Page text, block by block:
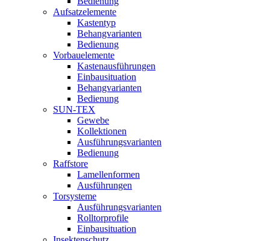
Aufsatzelemente
Kastentyp
Behangvarianten
Bedienung
Vorbauelemente
Kastenausführungen
Einbausituation
Behangvarianten
Bedienung
SUN-TEX
Gewebe
Kollektionen
Ausführungsvarianten
Bedienung
Raffstore
Lamellenformen
Ausführungen
Torsysteme
Ausführungsvarianten
Rolltorprofile
Einbausituation